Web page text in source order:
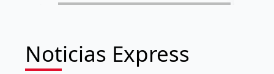
Noticias Express